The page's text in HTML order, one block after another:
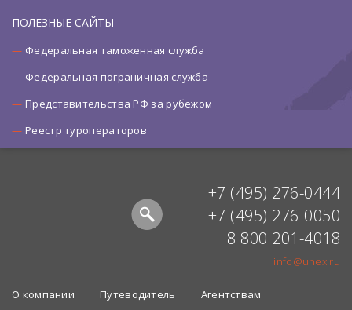
ПОЛЕЗНЫЕ САЙТЫ
Федеральная таможенная служба
Федеральная пограничная служба
Представительства РФ за рубежом
Реестр туроператоров
+7 (495) 276-0444
+7 (495) 276-0050
8 800 201-4018
info@unex.ru
О компании Путеводитель Агентствам